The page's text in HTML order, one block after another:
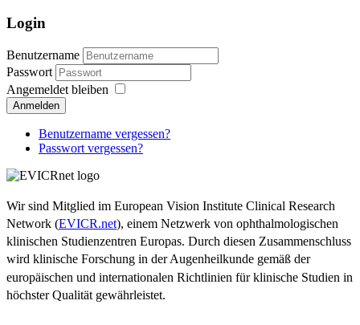
Login
Benutzername
Passwort
Angemeldet bleiben
Anmelden
Benutzername vergessen?
Passwort vergessen?
Wir sind Mitglied im European Vision Institute Clinical Research
Network (EVICR.net), einem Netzwerk von ophthalmologischen
klinischen Studienzentren Europas. Durch diesen Zusammenschluss
wird klinische Forschung in der Augenheilkunde gemäß der
europäischen und internationalen Richtlinien für klinische Studien in
höchster Qualität gewährleistet.